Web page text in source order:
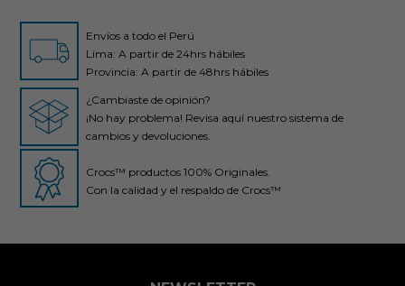
Envíos a todo el Perú
Lima: A partir de 24hrs hábiles
Provincia: A partir de 48hrs hábiles
¿Cambiaste de opinión?
¡No hay problema! Revisa aquí nuestro sistema de
cambios y devoluciones.
Crocs™ productos 100% Originales.
Con la calidad y el respaldo de Crocs™